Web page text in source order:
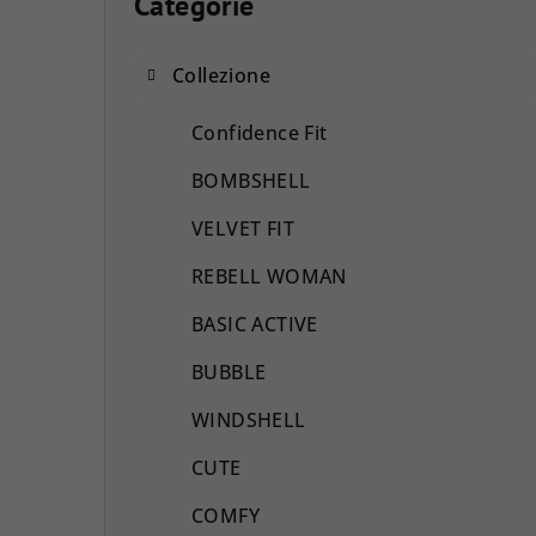
Collezione
Confidence Fit
BOMBSHELL
VELVET FIT
REBELL WOMAN
BASIC ACTIVE
BUBBLE
WINDSHELL
CUTE
COMFY